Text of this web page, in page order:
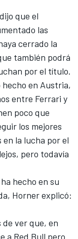
que el
las
cerrado la
también podrá
por el título.
en Austria,
entre Ferrari y
poco que
los mejores
en la lucha por el
pero todavía
hecho en su
Horner explicó:
ver que, en
a Red Bull pero